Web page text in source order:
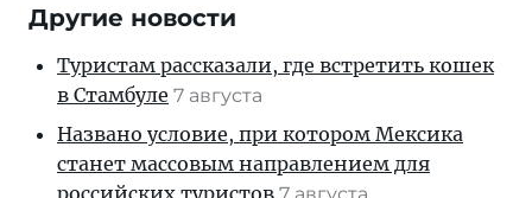
Другие новости
Туристам рассказали, где встретить кошек
в Стамбуле 7 августа
Названо условие, при котором Мексика
станет массовым направлением для
российских туристов